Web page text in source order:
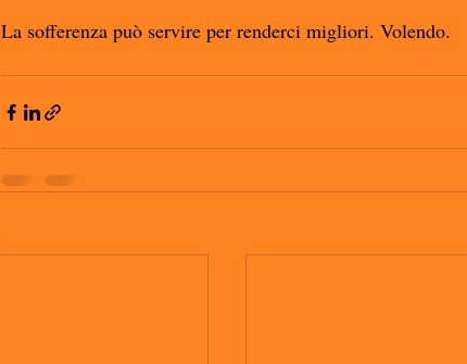
La sofferenza può servire per renderci migliori. Volendo.